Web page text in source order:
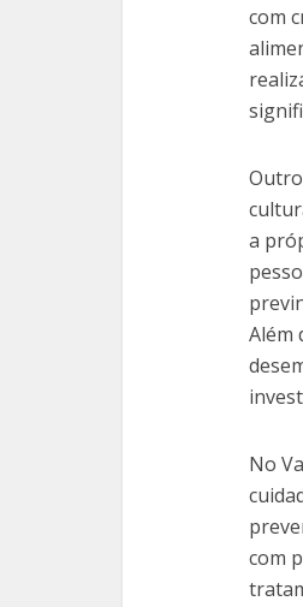
com
a
Além
No
com